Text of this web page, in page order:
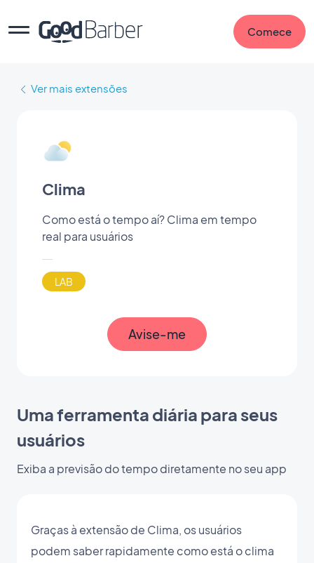
Comece
Ver mais extensões
Clima
Como está o tempo aí? Clima em tempo
real para usuários
LAB
Avise-me
Uma ferramenta diária para seus
usuários
Exiba a previsão do tempo diretamente no seu app
Graças à extensão de Clima, os usuários
podem saber rapidamente como está o clima